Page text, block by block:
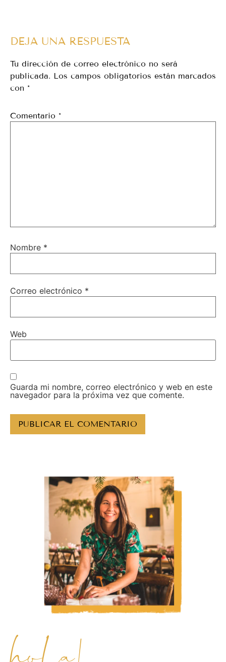
DEJA UNA RESPUESTA
Tu dirección de correo electrónico no será
publicada. Los campos obligatorios están marcados
con *
Comentario *
Nombre *
Correo electrónico *
Web
Guarda mi nombre, correo electrónico y web en este
navegador para la próxima vez que comente.